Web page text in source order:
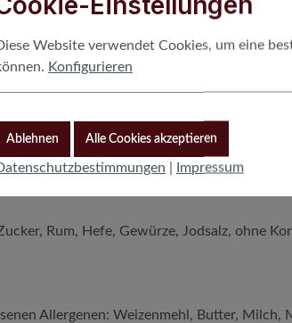
was er verspricht. Hochwertigste
es sich auf der Zunge zergehen.
Sultaninen, sonnenverwöhnte spanische
gute deutsche Markenbutter für den
fehlen.
Rum, Hefe, Gewürze, Jodsalz, ohne
Allergenen: Weizenmehl, Butter, Milch,
Website verwendet Cookies, um eine
Konfigurieren
Ablehnen Alle Cookies akzeptieren
Impressum